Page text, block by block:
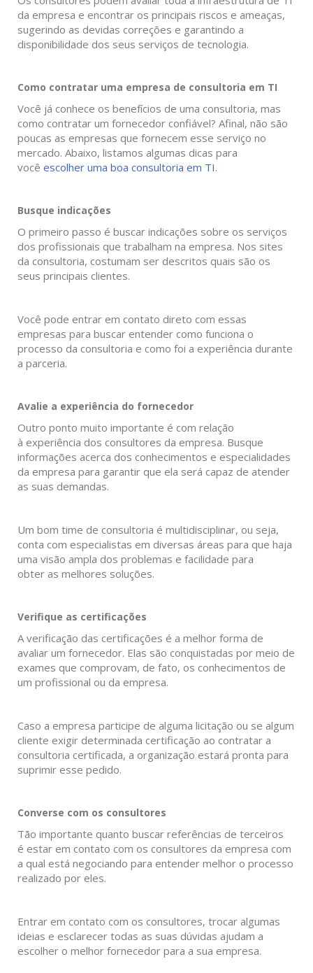
da empresa e encontrar os principais riscos e ameaças,
sugerindo as devidas correções e garantindo a
disponibilidade dos seus serviços de tecnologia.
Como contratar uma empresa de consultoria em TI
Você já conhece os benefícios de uma consultoria, mas
como contratar um fornecedor confiável? Afinal, não são
poucas as empresas que fornecem esse serviço no
mercado. Abaixo, listamos algumas dicas para
você escolher uma boa consultoria em TI.
Busque indicações
O primeiro passo é buscar indicações sobre os serviços
dos profissionais que trabalham na empresa. Nos sites
da consultoria, costumam ser descritos quais são os
seus principais clientes.
Você pode entrar em contato direto com essas
empresas para buscar entender como funciona o
processo da consultoria e como foi a experiência durante
a parceria.
Avalie a experiência do fornecedor
Outro ponto muito importante é com relação
à experiência dos consultores da empresa. Busque
informações acerca dos conhecimentos e especialidades
da empresa para garantir que ela será capaz de atender
as suas demandas.
Um bom time de consultoria é multidisciplinar, ou seja,
conta com especialistas em diversas áreas para que haja
uma visão ampla dos problemas e facilidade para
obter as melhores soluções.
Verifique as certificações
A verificação das certificações é a melhor forma de
avaliar um fornecedor. Elas são conquistadas por meio de
exames que comprovam, de fato, os conhecimentos de
um profissional ou da empresa.
Caso a empresa participe de alguma licitação ou se algum
cliente exigir determinada certificação ao contratar a
consultoria certificada, a organização estará pronta para
suprimir esse pedido.
Converse com os consultores
Tão importante quanto buscar referências de terceiros
é estar em contato com os consultores da empresa com
a qual está negociando para entender melhor o processo
realizado por eles.
Entrar em contato com os consultores, trocar algumas
ideias e esclarecer todas as suas dúvidas ajudam a
escolher o melhor fornecedor para a sua empresa.